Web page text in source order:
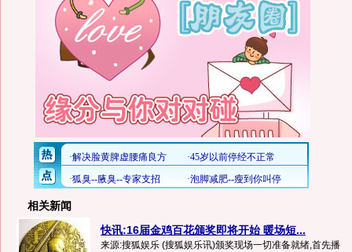
相关新闻
快讯:16届金鸡百花颁奖即将开始 暖场短...
来源:搜狐娱乐 (搜狐娱乐讯)颁奖现场一切准备就绪,首先播